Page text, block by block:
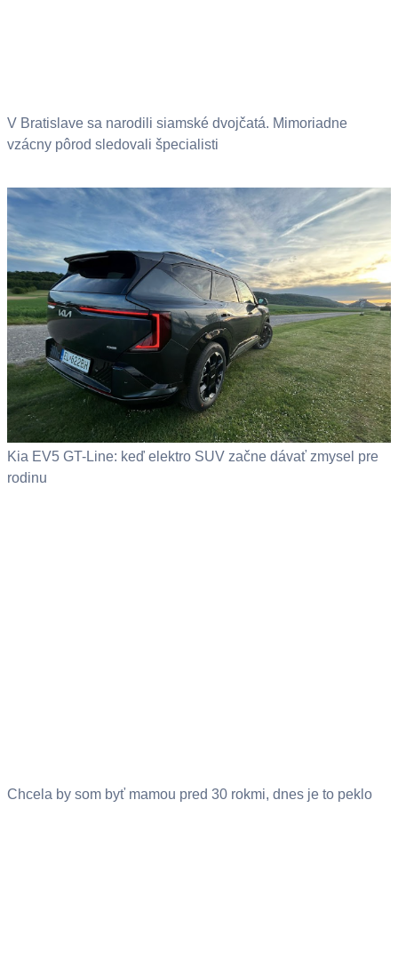
V Bratislave sa narodili siamské dvojčatá. Mimoriadne
vzácny pôrod sledovali špecialisti
Kia EV5 GT-Line: keď elektro SUV začne dávať zmysel pre
rodinu
Chcela by som byť mamou pred 30 rokmi, dnes je to peklo